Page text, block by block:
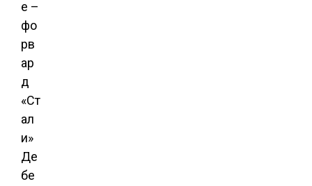
е –
фо
рв
ар
д
«Ст
ал
и»
Де
бе